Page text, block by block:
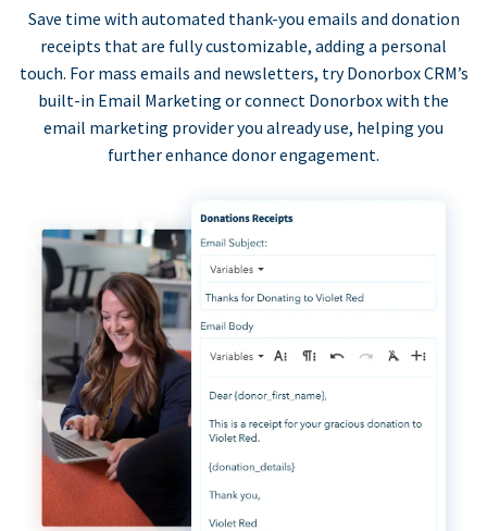
Save time with automated thank-you emails and donation
receipts that are fully customizable, adding a personal
touch. For mass emails and newsletters, try Donorbox CRM’s
built-in Email Marketing or connect Donorbox with the
email marketing provider you already use, helping you
further enhance donor engagement.